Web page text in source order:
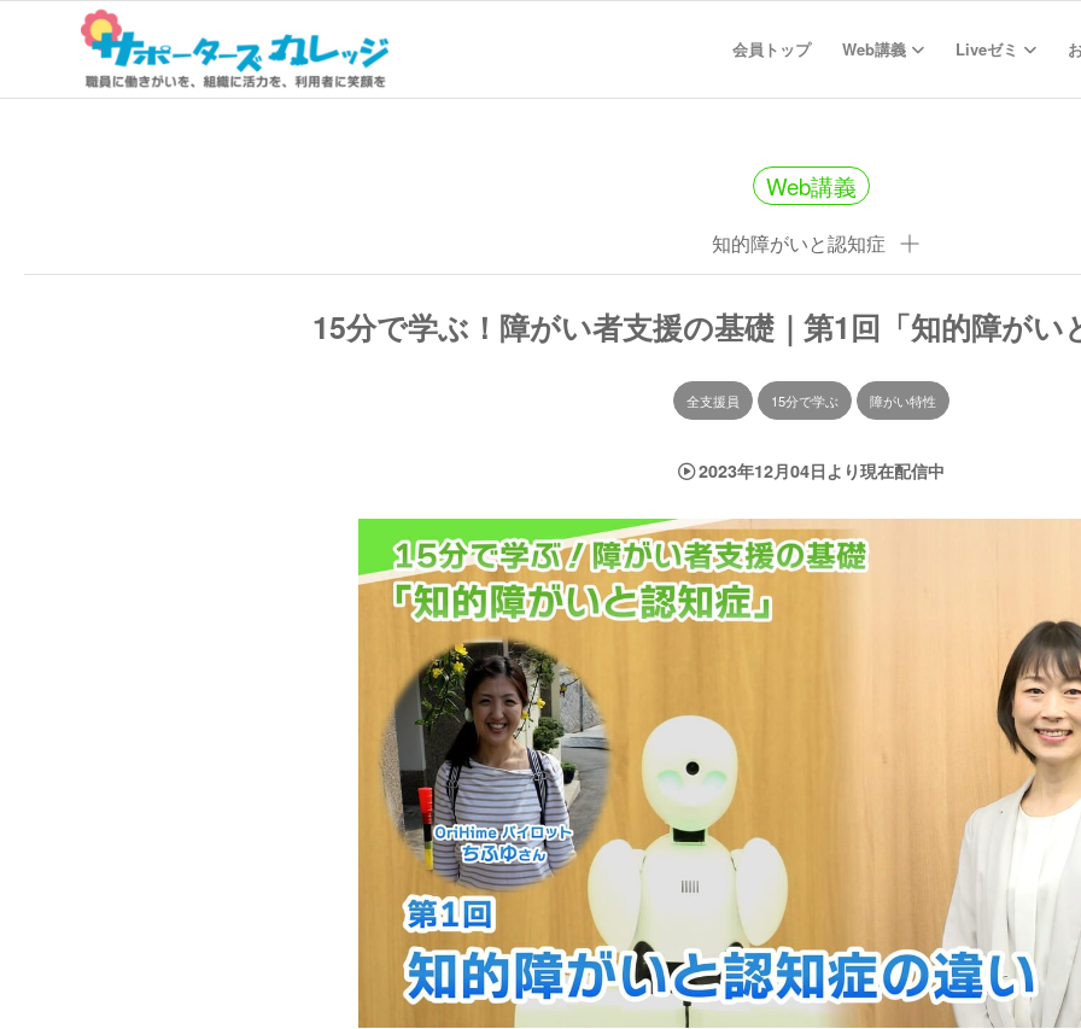
会員トップ Web講義 Liveゼミ
Web講義
知的障がいと認知症
15分で学ぶ！障がい者支援の基礎｜第1回「知的障がい
全支援員 15分で学ぶ 障がい特性
2023年12月04日より現在配信中